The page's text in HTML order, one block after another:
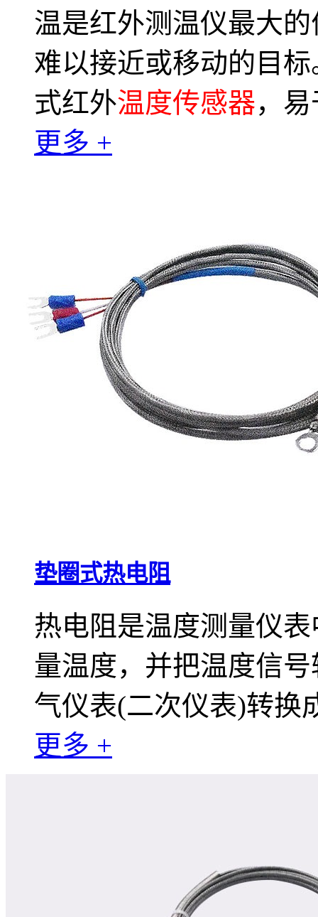
温是红外测温仪最大
难以接近或移动的目标
式红外温度传感器，
更多 +
垫圈式热电阻
热电阻是温度测量仪
量温度，并把温度信
气仪表(二次仪表)转换
更多 +